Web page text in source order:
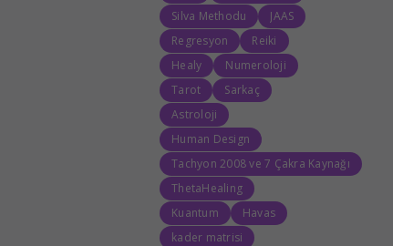
Silva Methodu
JAAS
Regresyon
Reiki
Healy
Numeroloji
Tarot
Sarkaç
Astroloji
Human Design
Tachyon 2008 ve 7 Çakra Kaynağı
ThetaHealing
Kuantum
Havas
kader matrisi